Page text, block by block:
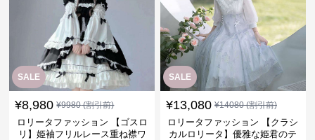
SALE
¥8,980 ¥9980(割引前)
ロリータファッション 【ゴスロ
リ】姫袖フリルレース重ね襟ワ
SALE
¥13,080 ¥14080(割引前)
ロリータファッション 【クラシ
カルロリータ】優雅な姫君のテ